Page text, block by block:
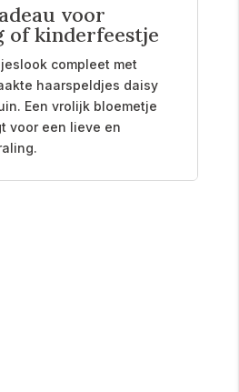
voor
of kinderfeestje
compleet met
haarspeldjes daisy
Een vrolijk bloemetje
voor een lieve en